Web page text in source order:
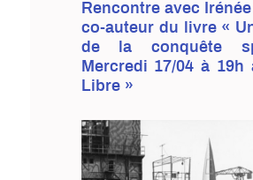
Rencontre avec
co-auteur du livre «
de la conquête
Mercredi 17/04 à 19h
Libre »